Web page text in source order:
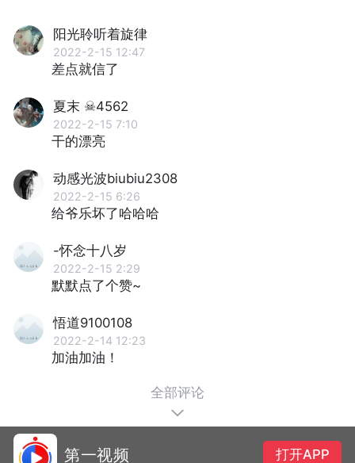
阳光聆听着旋律
2022-2-15 12:47
差点就信了
夏末 ☠4562
2022-2-15 7:10
干的漂亮
动感光波biubiu2308
2022-2-15 6:26
给爷乐坏了哈哈哈
-怀念十八岁
2022-2-15 2:29
默默点了个赞~
悟道9100108
2022-2-14 12:23
加油加油！
全部评论
第一视频 打开APP